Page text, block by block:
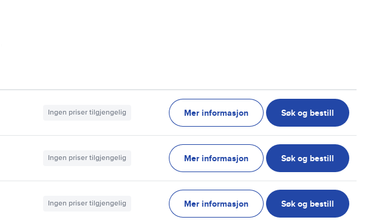
Ingen priser tilgjengelig Mer informasjon Søk og bestill
Ingen priser tilgjengelig Mer informasjon Søk og bestill
Ingen priser tilgjengelig Mer informasjon Søk og bestill